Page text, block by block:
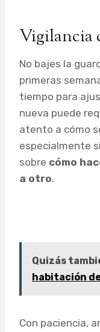
Vigilancia
No bajes la
primeras
tiempo para
nueva puede
atento a cómo
especialmente
sobre cómo
a otro.
Quizás
habitación
Con paciencia,